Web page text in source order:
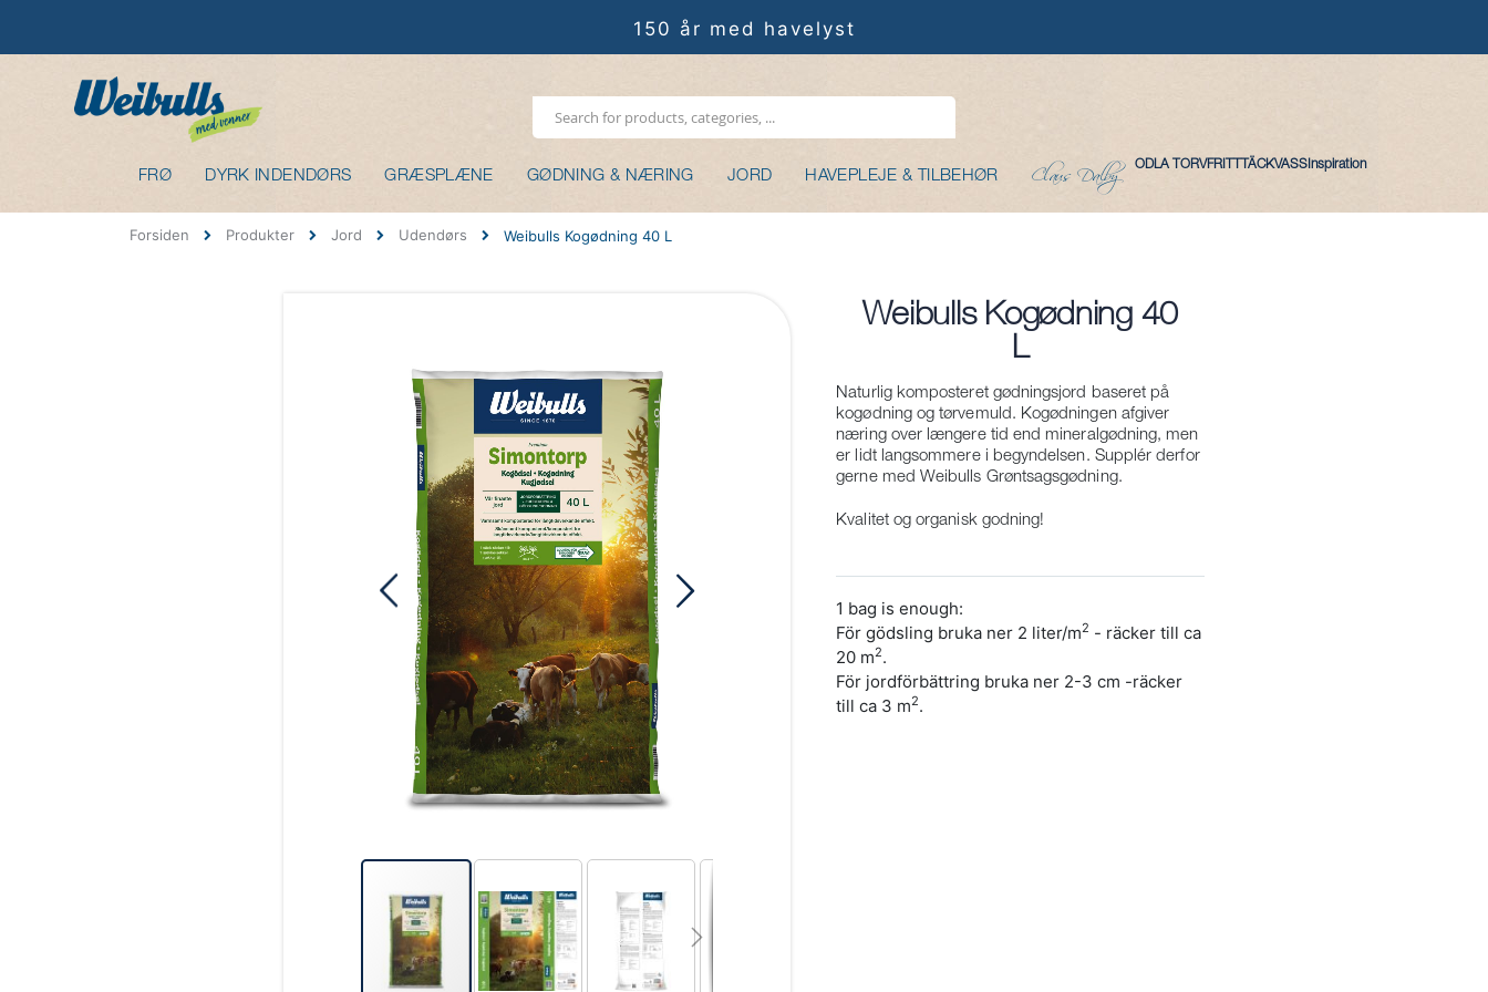
150 år med havelyst
FRØ DYRK INDENDØRS GRÆSPLÆNE GØDNING & NÆRING JORD HAVEPLEJE & TILBEHØR Claus Dalby ODLA TORVFRITT TÄCKVASSInspiration
Forsiden Produkter Jord Udendørs Weibulls Kogødning 40 L
slutningen
billedgalleriet
Weibulls Kogødning 40
L
Naturlig komposteret gødningsjord baseret på
kogødning og tørvemuld. Kogødningen afgiver
næring over længere tid end mineralgødning, men
er lidt langsommere i begyndelsen. Supplér derfor
gerne med Weibulls Grøntsagsgødning.
Kvalitet og organisk godning!
1 bag is enough:
För gödsling bruka ner 2 liter/m2 - räcker till ca
20 m2.
För jordförbättring bruka ner 2-3 cm -räcker
till ca 3 m2.